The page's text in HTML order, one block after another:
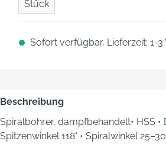
Stück
Sofort verfügbar, Lieferzeit: 1-
Beschreibung
Spiralbohrer, dampfbehandelt• HSS •
Spitzenwinkel 118° • Spiralwinkel